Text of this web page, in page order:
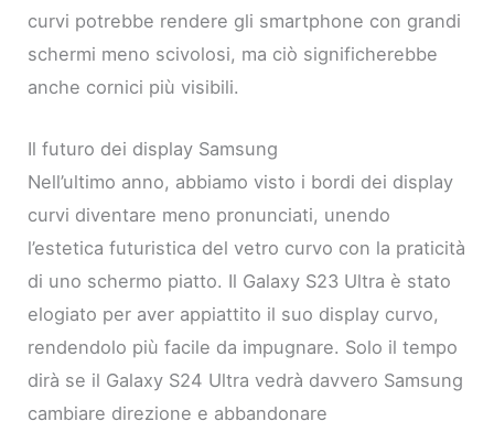
curvi potrebbe rendere gli smartphone con grandi
schermi meno scivolosi, ma ciò significherebbe
anche cornici più visibili.
Il futuro dei display Samsung
Nell’ultimo anno, abbiamo visto i bordi dei display
curvi diventare meno pronunciati, unendo
l’estetica futuristica del vetro curvo con la praticità
di uno schermo piatto. Il Galaxy S23 Ultra è stato
elogiato per aver appiattito il suo display curvo,
rendendolo più facile da impugnare. Solo il tempo
dirà se il Galaxy S24 Ultra vedrà davvero Samsung
cambiare direzione e abbandonare